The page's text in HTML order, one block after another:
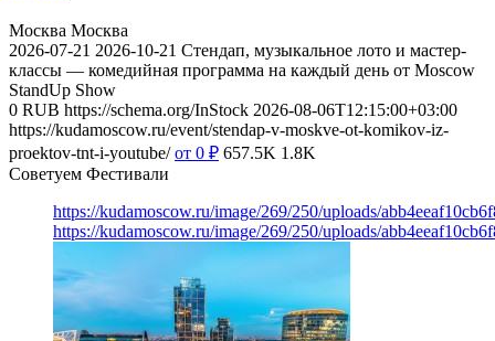
Москва Москва
2026-07-21 2026-10-21 Стендап, музыкальное лото и мастер-
классы — комедийная программа на каждый день от Moscow
StandUp Show
0 RUB https://schema.org/InStock 2026-08-06T12:15:00+03:00
https://kudamoscow.ru/event/stendap-v-moskve-ot-komikov-iz-
proektov-tnt-i-youtube/ от 0 ₽ 657.5K 1.8K
Советуем Фестивали
https://kudamoscow.ru/image/269/250/uploads/
https://kudamoscow.ru/image/269/250/uploads/